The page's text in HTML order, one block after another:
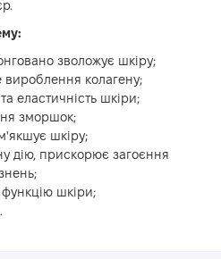
зволожує шкіру;
колагену;
еластичність шкіри;
зморшок;
шкіру;
дію, прискорює загоєння
шкіри;